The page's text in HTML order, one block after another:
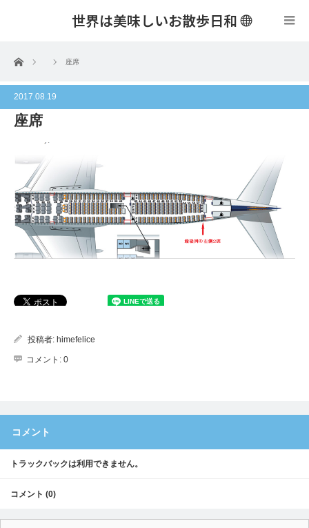
世界は美味しいお散歩日和
ホーム 座席
2017.08.19
座席
投稿者: himefelice
コメント: 0
コメント
トラックバックは利用できません。
コメント (0)